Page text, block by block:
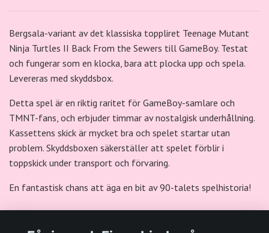
Bergsala-variant av det klassiska toppliret Teenage Mutant
Ninja Turtles II Back From the Sewers till GameBoy. Testat
och fungerar som en klocka, bara att plocka upp och spela.
Levereras med skyddsbox.
Detta spel är en riktig raritet för GameBoy-samlare och
TMNT-fans, och erbjuder timmar av nostalgisk underhållning.
Kassettens skick är mycket bra och spelet startar utan
problem. Skyddsboxen säkerställer att spelet förblir i
toppskick under transport och förvaring.
En fantastisk chans att äga en bit av 90-talets spelhistoria!